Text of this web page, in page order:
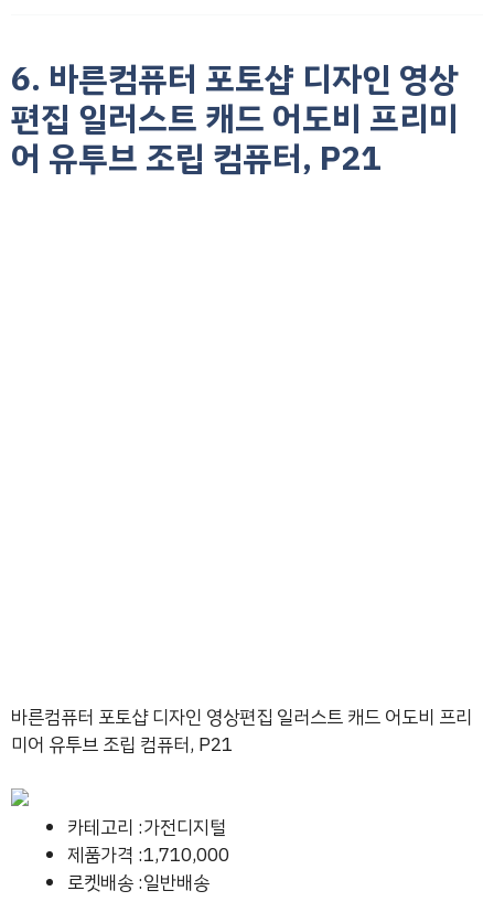
6. 바른컴퓨터 포토샵 디자인 영상
편집 일러스트 캐드 어도비 프리미
어 유투브 조립 컴퓨터, P21
바른컴퓨터 포토샵 디자인 영상편집 일러스트 캐드 어도비 프리
미어 유투브 조립 컴퓨터, P21
카테고리 :가전디지털
제품가격 :1,710,000
로켓배송 :일반배송